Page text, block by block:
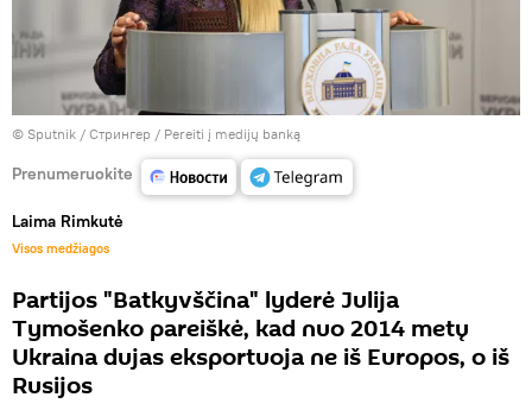
© Sputnik / Стрингер / Pereiti į medijų banką
Prenumeruokite
Laima Rimkutė
Visos medžiagos
Partijos "Batkyvščina" lyderė Julija
Tymošenko pareiškė, kad nuo 2014 metų
Ukraina dujas eksportuoja ne iš Europos, o iš
Rusijos